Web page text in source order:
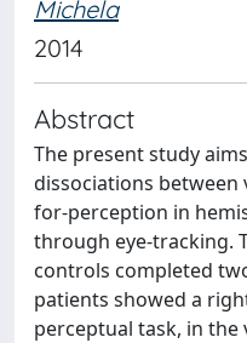
Michela
2014
Abstract
The present study
dissociations
for-perception in
through eye-tracking.
controls completed
patients showed a
perceptual task, in